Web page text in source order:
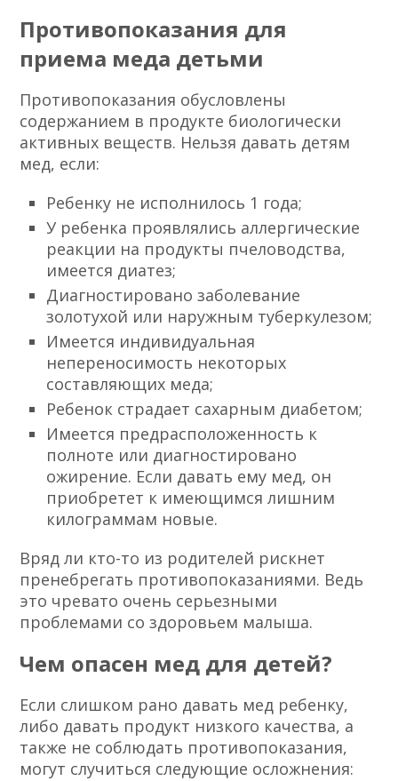
Противопоказания для
приема меда детьми
Противопоказания обусловлены
содержанием в продукте биологически
активных веществ. Нельзя давать детям
мед, если:
Ребенку не исполнилось 1 года;
У ребенка проявлялись аллергические
реакции на продукты пчеловодства,
имеется диатез;
Диагностировано заболевание
золотухой или наружным туберкулезом;
Имеется индивидуальная
непереносимость некоторых
составляющих меда;
Ребенок страдает сахарным диабетом;
Имеется предрасположенность к
полноте или диагностировано
ожирение. Если давать ему мед, он
приобретет к имеющимся лишним
килограммам новые.
Вряд ли кто-то из родителей рискнет
пренебрегать противопоказаниями. Ведь
это чревато очень серьезными
проблемами со здоровьем малыша.
Чем опасен мед для детей?
Если слишком рано давать мед ребенку,
либо давать продукт низкого качества, а
также не соблюдать противопоказания,
могут случиться следующие осложнения: